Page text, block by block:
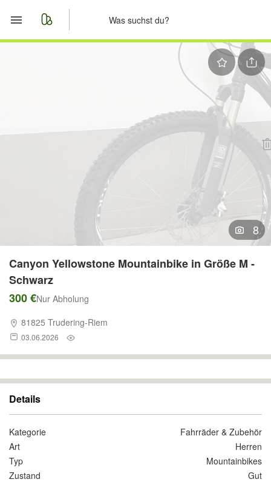
Anzeige aufgeben
8
Canyon Yellowstone Mountainbike in Größe M -
Schwarz
300 €Nur Abholung
81825 Trudering-Riem
03.06.2026
Details
Kategorie
Fahrräder & Zubehör
Art
Herren
Typ
Mountainbikes
Zustand
Gut